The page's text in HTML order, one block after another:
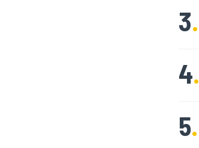
3.
4.
5.